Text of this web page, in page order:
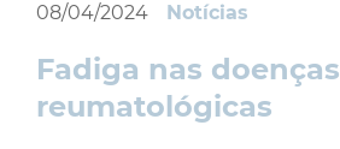
08/04/2024 Notícias
Fadiga nas doenças
reumatológicas